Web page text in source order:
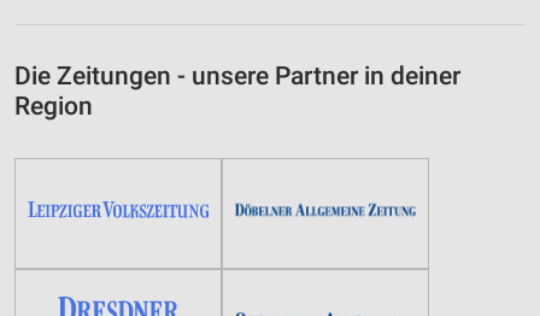
Die Zeitungen - unsere Partner in deiner
Region